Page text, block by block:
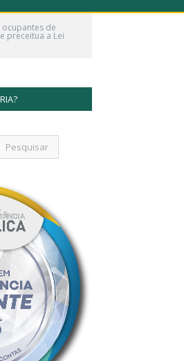
ocupantes de
preceitua a Lei